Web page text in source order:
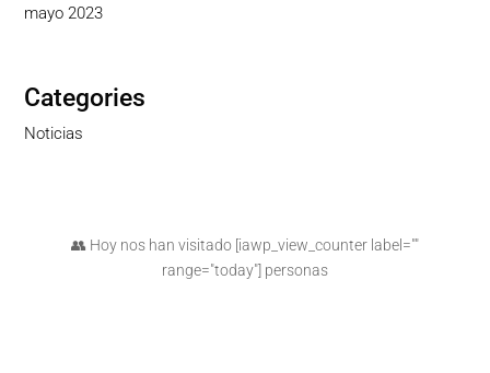
mayo 2023
Categories
Noticias
👥 Hoy nos han visitado [iawp_view_counter label=""
range="today"] personas